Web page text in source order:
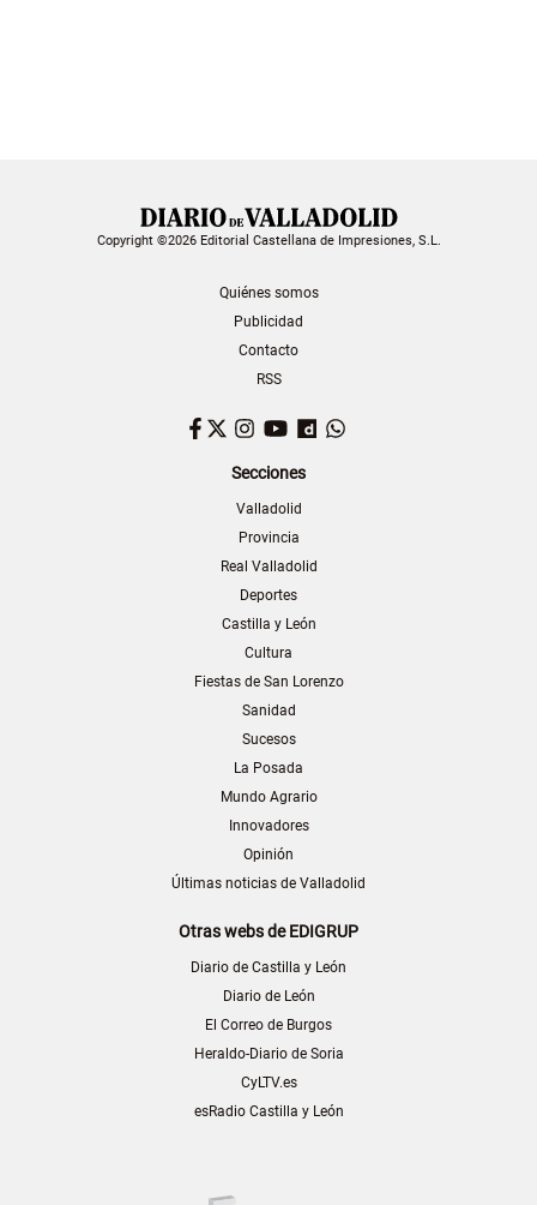
Copyright ©2026 Editorial Castellana de Impresiones, S.L.
Quiénes somos
Publicidad
Contacto
RSS
Facebook
TwitterInstagram
YouTubeDailymotion
Secciones
Valladolid
Provincia
Real Valladolid
Deportes
Castilla y León
Cultura
Fiestas de San Lorenzo
Sanidad
Sucesos
La Posada
Mundo Agrario
Innovadores
Opinión
Últimas noticias de Valladolid
Otras webs de EDIGRUP
Diario de Castilla y León
Diario de León
El Correo de Burgos
Heraldo-Diario de Soria
CyLTV.es
esRadio Castilla y León